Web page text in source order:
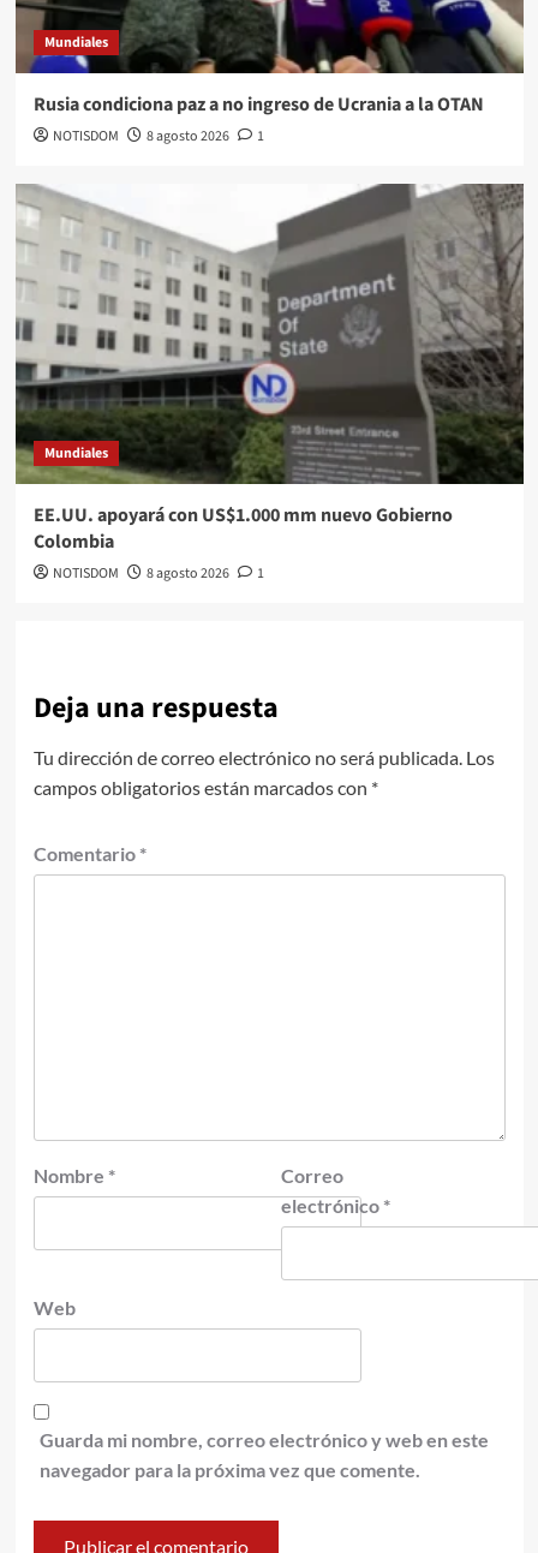
Mundiales
Rusia condiciona paz a no ingreso de Ucrania a la OTAN
NOTISDOM 8 agosto 2026 1
Mundiales
EE.UU. apoyará con US$1.000 mm nuevo Gobierno
Colombia
NOTISDOM 8 agosto 2026 1
Deja una respuesta
Tu dirección de correo electrónico no será publicada. Los
campos obligatorios están marcados con *
Comentario *
Nombre *
Correo
electrónico *
Web
Guarda mi nombre, correo electrónico y web en este
navegador para la próxima vez que comente.